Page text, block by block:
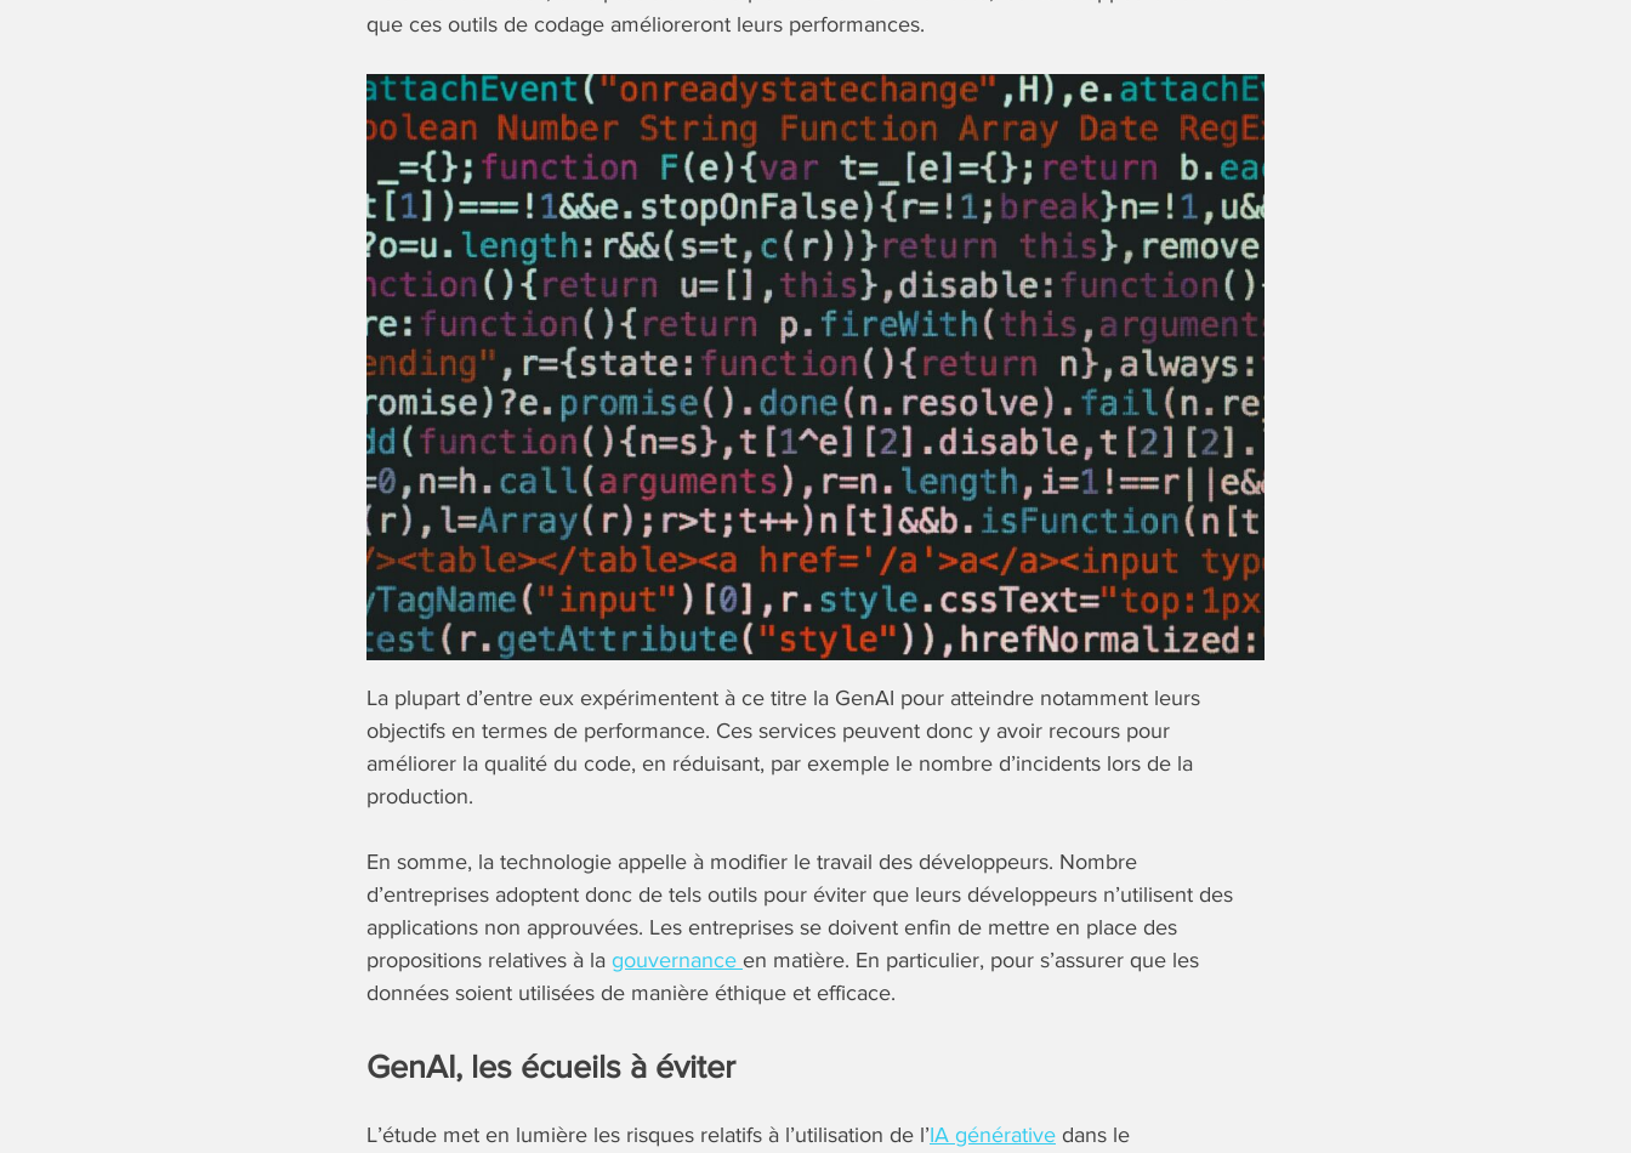
que ces outils de codage amélioreront leurs performances.
La plupart d’entre eux expérimentent à ce titre la GenAI pour atteindre notamment leurs
objectifs en termes de performance. Ces services peuvent donc y avoir recours pour
améliorer la qualité du code, en réduisant, par exemple le nombre d’incidents lors de la
production.
En somme, la technologie appelle à modifier le travail des développeurs. Nombre
d’entreprises adoptent donc de tels outils pour éviter que leurs développeurs n’utilisent des
applications non approuvées. Les entreprises se doivent enfin de mettre en place des
propositions relatives à la gouvernance en matière. En particulier, pour s’assurer que les
données soient utilisées de manière éthique et efficace.
GenAI, les écueils à éviter
L’étude met en lumière les risques relatifs à l’utilisation de l’IA générative dans le